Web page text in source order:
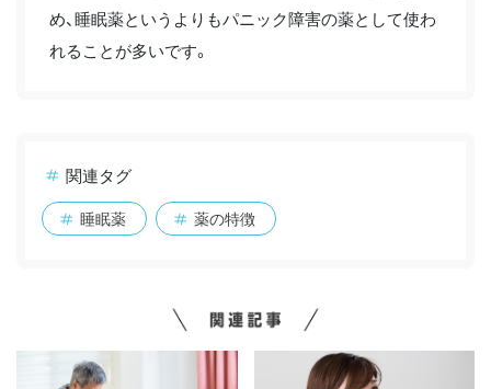
め、睡眠薬というよりもパニック障害の薬として使わ
れることが多いです。
関連タグ
睡眠薬 薬の特徴